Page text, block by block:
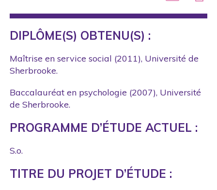
DIPLÔME(S) OBTENU(S) :
Maîtrise en service social (2011), Université de
Sherbrooke.
Baccalauréat en psychologie (2007), Université
de Sherbrooke.
PROGRAMME D’ÉTUDE ACTUEL :
S.o.
TITRE DU PROJET D’ÉTUDE :